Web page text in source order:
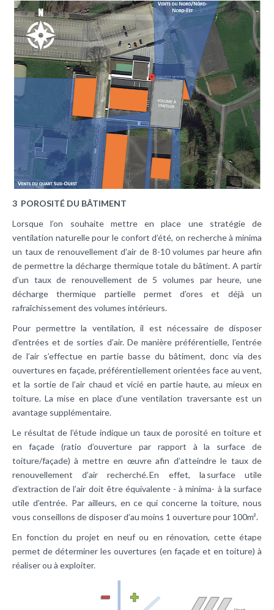
3 POROSITÉ DU BÂTIMENT
Lorsque l’on souhaite mettre en place une stratégie de
ventilation naturelle pour le confort d’été, on recherche à minima
un taux de renouvellement d’air de 8-10 volumes par heure afin
de permettre la décharge thermique totale du bâtiment. A partir
d’un taux de renouvellement de 5 volumes par heure, une
décharge thermique partielle permet d’ores et déjà un
rafraîchissement des volumes intérieurs.
Pour permettre la ventilation, il est nécessaire de disposer
d’entrées et de sorties d’air. De manière préférentielle, l’entrée
de l’air s’effectue en partie basse du bâtiment, donc via des
ouvertures en façade, préférentiellement orientées face au vent,
et la sortie de l’air chaud et vicié en partie haute, au mieux en
toiture. La mise en place d’une ventilation traversante est un
avantage supplémentaire.
Le résultat de l’étude indique un taux de porosité en toiture et
en façade (ratio d’ouverture par rapport à la surface de
toiture/façade) à mettre en œuvre afin d’atteindre le taux de
renouvellement d’air recherché. En effet, la surface utile
d’extraction de l’air doit être équivalente - à minima- à la surface
utile d’entrée. Par ailleurs, en ce qui concerne la toiture, nous
vous conseillons de disposer d’au moins 1 ouverture pour 100m².
En fonction du projet en neuf ou en rénovation, cette étape
permet de déterminer les ouvertures (en façade et en toiture) à
réaliser ou à exploiter.